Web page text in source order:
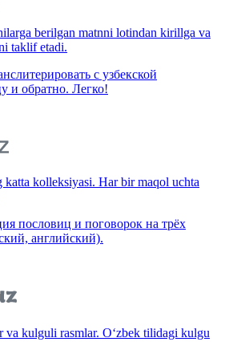
berilgan matnni lotindan kirillga va
taklif etadi.
с узбекской
и обратно. Легко!
kolleksiyasi. Har bir maqol uchta
пословиц и поговорок на трёх
английский).
va kulguli rasmlar. O‘zbek tilidagi kulgu